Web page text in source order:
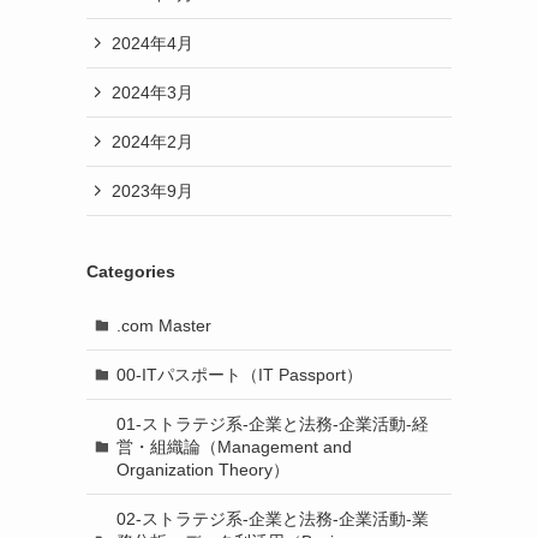
2024年4月
2024年3月
2024年2月
2023年9月
Categories
.com Master
00-ITパスポート（IT Passport）
01-ストラテジ系-企業と法務-企業活動-経
営・組織論（Management and
Organization Theory）
02-ストラテジ系-企業と法務-企業活動-業